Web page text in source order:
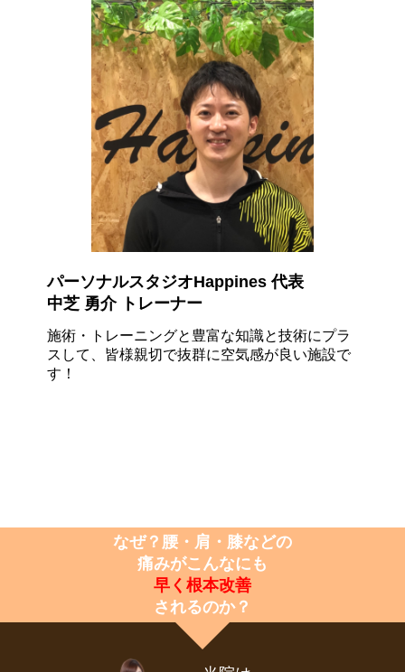
パーソナルスタジオHappines 代表
中芝 勇介 トレーナー
施術・トレーニングと豊富な知識と技術にプラ
スして、皆様親切で抜群に空気感が良い施設で
す！
なぜ？腰・肩・膝などの
痛みがこんなにも
早く根本改善
されるのか？